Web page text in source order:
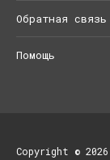
Обратная связь
Помощь
Copyright © 2026